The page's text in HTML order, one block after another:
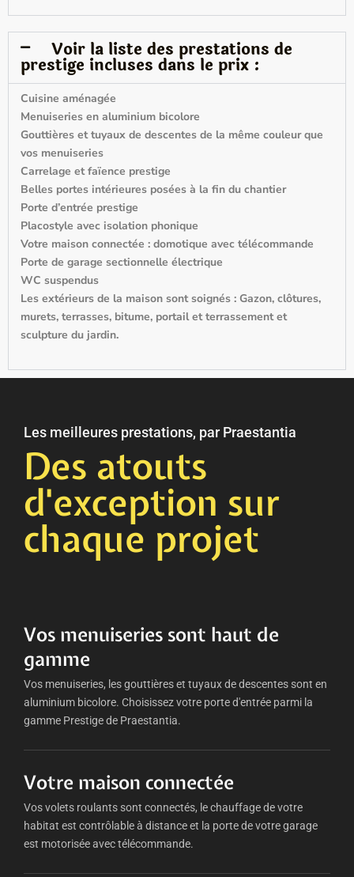
Voir la liste des prestations de
prestige incluses dans le prix :
Cuisine aménagée
Menuiseries en aluminium bicolore
Gouttières et tuyaux de descentes de la même couleur que
vos menuiseries
Carrelage et faïence prestige
Belles portes intérieures posées à la fin du chantier
Porte d’entrée prestige
Placostyle avec isolation phonique
Votre maison connectée : domotique avec télécommande
Porte de garage sectionnelle électrique
WC suspendus
Les extérieurs de la maison sont soignés : Gazon, clôtures,
murets, terrasses, bitume, portail et terrassement et
sculpture du jardin.
Les meilleures prestations, par Praestantia
Des atouts
d'exception sur
chaque projet
Vos menuiseries sont haut de
gamme
Vos menuiseries, les gouttières et tuyaux de descentes sont en
aluminium bicolore. Choisissez votre porte d'entrée parmi la
gamme Prestige de Praestantia.
Votre maison connectée
Vos volets roulants sont connectés, le chauffage de votre
habitat est contrôlable à distance et la porte de votre garage
est motorisée avec télécommande.